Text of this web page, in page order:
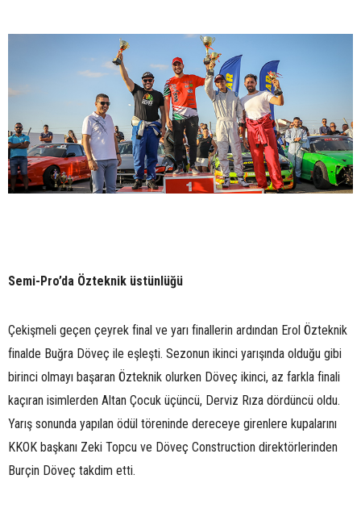
Semi-Pro’da Özteknik üstünlüğü
Çekişmeli geçen çeyrek final ve yarı finallerin ardından Erol Özteknik
finalde Buğra Döveç ile eşleşti. Sezonun ikinci yarışında olduğu gibi
birinci olmayı başaran Özteknik olurken Döveç ikinci, az farkla finali
kaçıran isimlerden Altan Çocuk üçüncü, Derviz Rıza dördüncü oldu.
Yarış sonunda yapılan ödül töreninde dereceye girenlere kupalarını
KKOK başkanı Zeki Topcu ve Döveç Construction direktörlerinden
Burçin Döveç takdim etti.